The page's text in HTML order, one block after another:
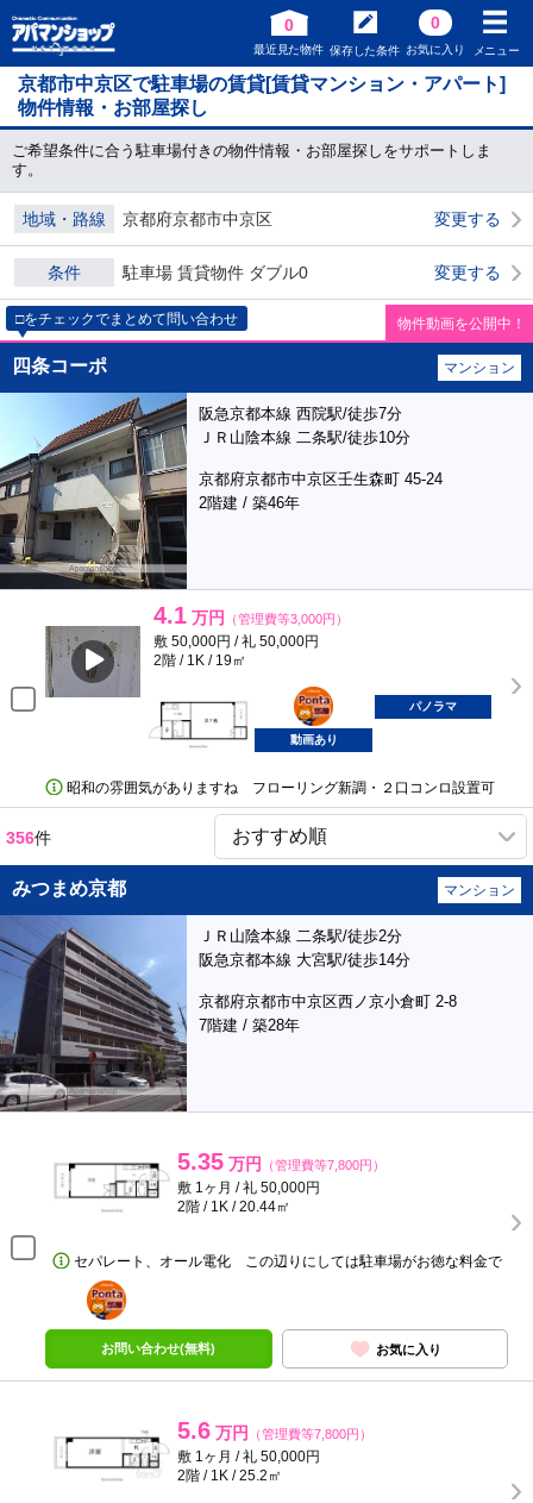
0
最近見た物件 保存した条件
0
お気に入り メニュー
京都市中京区で駐車場の賃貸[賃貸マンション・アパート]
物件情報・お部屋探し
ご希望条件に合う駐車場付きの物件情報・お部屋探しをサポートしま
す。
地域・路線 京都府京都市中京区 変更する
条件 駐車場 賃貸物件 ダブル0 変更する
□をチェックでまとめて問い合わせ 物件動画を公開中！
四条コーポ マンション
阪急京都本線 西院駅/徒歩7分
ＪＲ山陰本線 二条駅/徒歩10分
京都府京都市中京区壬生森町 45-24
2階建 / 築46年
4.1 万円 （管理費等3,000円）
敷 50,000円 / 礼 50,000円
2階 / 1K / 19㎡
ポンタ
部屋
パノラマ
動画あり
昭和の雰囲気がありますね フローリング新調・２口コンロ設置可
356件
みつまめ京都 マンション
ＪＲ山陰本線 二条駅/徒歩2分
阪急京都本線 大宮駅/徒歩14分
京都府京都市中京区西ノ京小倉町 2-8
7階建 / 築28年
5.35 万円 （管理費等7,800円）
敷 1ヶ月 / 礼 50,000円
2階 / 1K / 20.44㎡
セパレート、オール電化 この辺りにしては駐車場がお徳な料金で
ポンタ
部屋
お問い合わせ(無料) お気に入り
5.6 万円 （管理費等7,800円）
敷 1ヶ月 / 礼 50,000円
2階 / 1K / 25.2㎡